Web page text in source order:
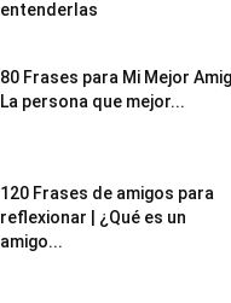
entenderlas
80 Frases para Mi Mejor
La persona que mejor...
120 Frases de amigos para
reflexionar | ¿Qué es un
amigo...